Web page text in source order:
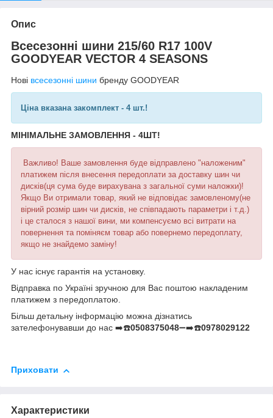
Опис
Всесезонні шини 215/60 R17 100V
GOODYEAR VECTOR 4 SEASONS
Нові всесезонні шини бренду GOODYEAR
Ціна вказана закомплект - 4 шт.!
МІНІМАЛЬНЕ ЗАМОВЛЕННЯ - 4ШТ!
Важливо! Ваше замовлення буде відправлено "наложеним"
платижем після внесення передоплати за доставку шин чи
дисків(ця сума буде вирахувана з загальної суми наложки)!
Якщо Ви отримали товар, який не відповідає замовленому(не
вірний розмір шин чи дисків, не співпадають параметри і т.д.)
і це сталося з нашої вини, ми компенсуємо всі витрати на
повернення та поміняєм товар або повернемо передоплату,
якщо не знайдемо заміну!
У нас існує гарантія на установку.
Відправка по Україні зручною для Вас поштою накладеним
платижем з передоплатою.
Більш детальну інформацію можна дізнатись
зателефонувавши до нас ➡️☎️0508375048➖➡️☎️0978029122
Приховати
Характеристики